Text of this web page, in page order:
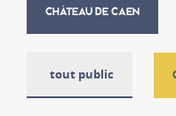
CHÂTEAU DE CAEN
tout public